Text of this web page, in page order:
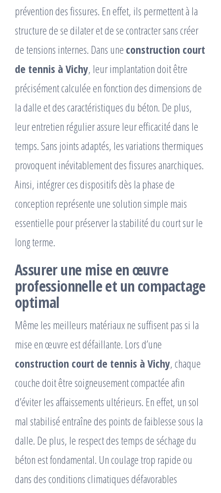
prévention des fissures. En effet, ils permettent à la
structure de se dilater et de se contracter sans créer
de tensions internes. Dans une construction court
de tennis à Vichy, leur implantation doit être
précisément calculée en fonction des dimensions de
la dalle et des caractéristiques du béton. De plus,
leur entretien régulier assure leur efficacité dans le
temps. Sans joints adaptés, les variations thermiques
provoquent inévitablement des fissures anarchiques.
Ainsi, intégrer ces dispositifs dès la phase de
conception représente une solution simple mais
essentielle pour préserver la stabilité du court sur le
long terme.
Assurer une mise en œuvre
professionnelle et un compactage
optimal
Même les meilleurs matériaux ne suffisent pas si la
mise en œuvre est défaillante. Lors d’une
construction court de tennis à Vichy, chaque
couche doit être soigneusement compactée afin
d’éviter les affaissements ultérieurs. En effet, un sol
mal stabilisé entraîne des points de faiblesse sous la
dalle. De plus, le respect des temps de séchage du
béton est fondamental. Un coulage trop rapide ou
dans des conditions climatiques défavorables